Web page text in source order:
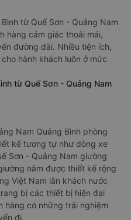
từ Quế Sơn - Quảng Nam
hàng cảm giác thoải mái,
đường dài. Nhiều tiện ích,
hành khách luôn ở mức
từ Quế Sơn - Quảng Nam
Nam Quảng Bình phòng
kế tương tự như dòng xe
Sơn - Quảng Nam giường
nằm được thiết kế rộng
Việt Nam lẫn khách nước
bị các thiết bị hiện đại
hàng có những trải nghiệm
đi.